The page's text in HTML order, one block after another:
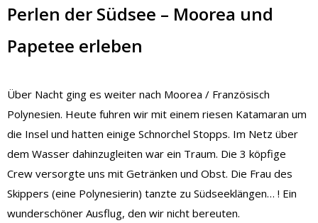
Perlen der Südsee – Moorea und
Papetee erleben
Über Nacht ging es weiter nach Moorea / Französisch
Polynesien. Heute fuhren wir mit einem riesen Katamaran um
die Insel und hatten einige Schnorchel Stopps. Im Netz über
dem Wasser dahinzugleiten war ein Traum. Die 3 köpfige
Crew versorgte uns mit Getränken und Obst. Die Frau des
Skippers (eine Polynesierin) tanzte zu Südseeklängen… ! Ein
wunderschöner Ausflug, den wir nicht bereuten.